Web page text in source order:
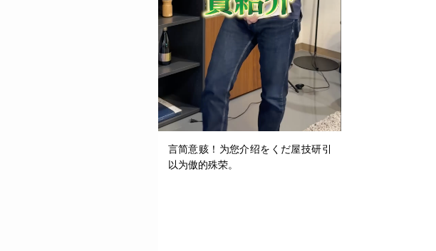
言简意赅！为您介绍をくだ屋技研引
以为傲的殊荣。